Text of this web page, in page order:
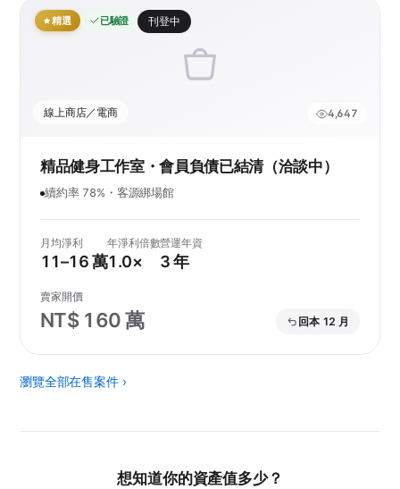
精選 已驗證 刊登中
線上商店／電商 4,647
精品健身工作室・會員負債已結清（洽談中）
續約率 78%・客源綁場館
月均淨利
11–16 萬
年淨利倍數
1.0×
營運年資
3 年
賣家開價
NT$ 160 萬 回本 12 月
瀏覽全部在售案件 ›
想知道你的資產值多少？